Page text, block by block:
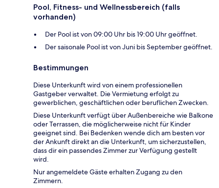
Pool, Fitness- und Wellnessbereich (falls
vorhanden)
Der Pool ist von 09:00 Uhr bis 19:00 Uhr geöffnet.
Der saisonale Pool ist von Juni bis September geöffnet.
Bestimmungen
Diese Unterkunft wird von einem professionellen
Gastgeber verwaltet. Die Vermietung erfolgt zu
gewerblichen, geschäftlichen oder beruflichen Zwecken.
Diese Unterkunft verfügt über Außenbereiche wie Balkone
oder Terrassen, die möglicherweise nicht für Kinder
geeignet sind. Bei Bedenken wende dich am besten vor
der Ankunft direkt an die Unterkunft, um sicherzustellen,
dass dir ein passendes Zimmer zur Verfügung gestellt
wird.
Nur angemeldete Gäste erhalten Zugang zu den
Zimmern.